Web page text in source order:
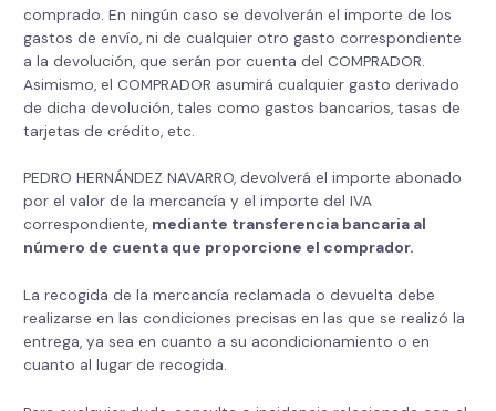
comprado. En ningún caso se devolverán el importe de los
gastos de envío, ni de cualquier otro gasto correspondiente
a la devolución, que serán por cuenta del COMPRADOR.
Asimismo, el COMPRADOR asumirá cualquier gasto derivado
de dicha devolución, tales como gastos bancarios, tasas de
tarjetas de crédito, etc.
PEDRO HERNÁNDEZ NAVARRO, devolverá el importe abonado
por el valor de la mercancía y el importe del IVA
correspondiente, mediante transferencia bancaria al
número de cuenta que proporcione el comprador.
La recogida de la mercancía reclamada o devuelta debe
realizarse en las condiciones precisas en las que se realizó la
entrega, ya sea en cuanto a su acondicionamiento o en
cuanto al lugar de recogida.